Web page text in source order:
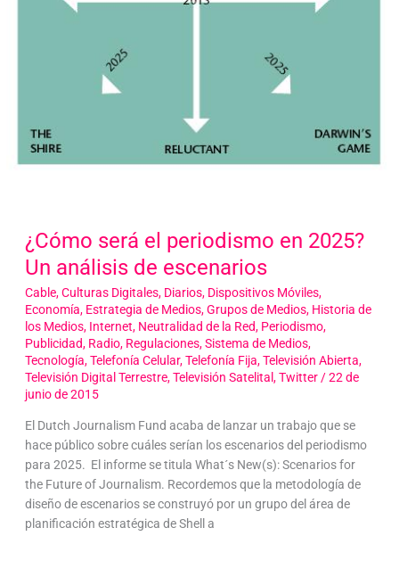
¿Cómo será el periodismo en 2025?
Un análisis de escenarios
Cable,Culturas Digitales, Diarios, Dispositivos Móviles,
Economía, Estrategia de Medios,Grupos de Medios, Historia de
los Medios, Internet, Neutralidad de la Red, Periodismo,
Publicidad, Radio, Regulaciones,Sistema de Medios,
Tecnología,Telefonía Celular,Telefonía Fija,Televisión Abierta,
Televisión Digital Terrestre,Televisión Satelital ,Twitter/22 de
junio de 2015
El Dutch Journalism Fund acaba de lanzar un trabajo que se
hace público sobre cuáles serían los escenarios del periodismo
para 2025. El informe se titula What´s New(s): Scenarios for
the Future of Journalism. Recordemos que la metodología de
diseño de escenarios se construyó por un grupo del área de
planificación estratégica de Shell a